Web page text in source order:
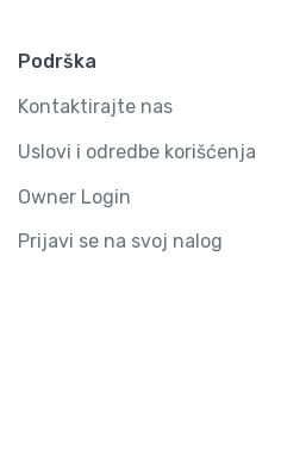
Podrška
Kontaktirajte nas
Uslovi i odredbe korišćenja
Owner Login
Prijavi se na svoj nalog